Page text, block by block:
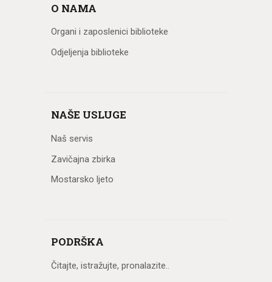
O NAMA
Organi i zaposlenici biblioteke
Odjeljenja biblioteke
NAŠE USLUGE
Naš servis
Zavičajna zbirka
Mostarsko ljeto
PODRŠKA
Čitajte, istražujte, pronalazite..